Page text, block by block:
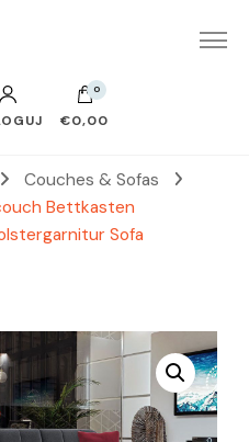
0
€0,00
Couches & Sofas
Bettkasten
Sofa